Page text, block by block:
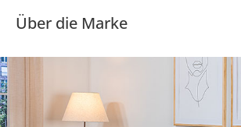
Über die Marke